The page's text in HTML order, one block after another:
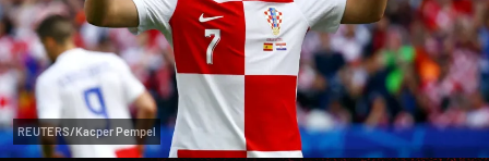
REUTERS/Kacper Pempel